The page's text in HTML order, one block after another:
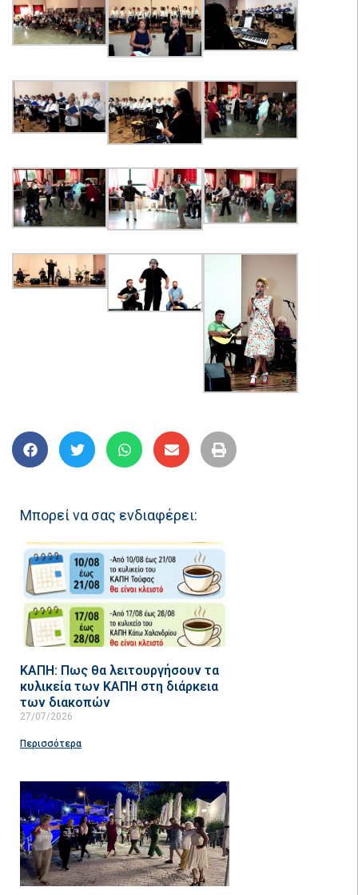
Μπορεί να σας ενδιαφέρει:
ΚΑΠΗ: Πως θα λειτουργήσουν τα
κυλικεία των ΚΑΠΗ στη διάρκεια
των διακοπών
27/07/2026
Περισσότερα